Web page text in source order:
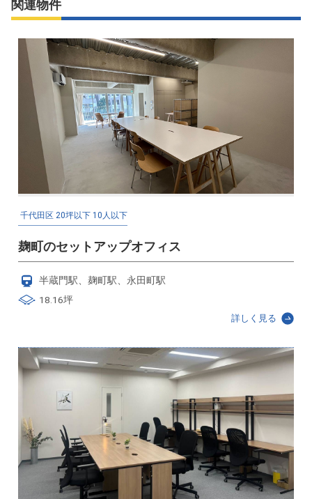
関連物件
千代田区 20坪以下 10人以下
麹町のセットアップオフィス
半蔵門駅、麹町駅、永田町駅
18.16坪
詳しく見る